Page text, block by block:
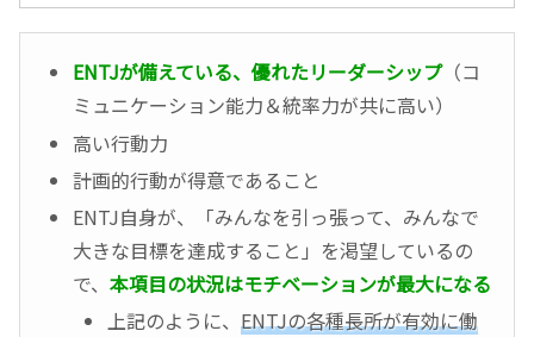
ENTJが備えている、優れたリーダーシップ（コ
ミュニケーション能力＆統率力が共に高い）
高い行動力
計画的行動が得意であること
ENTJ自身が、「みんなを引っ張って、みんなで
大きな目標を達成すること」を渇望しているの
で、本項目の状況はモチベーションが最大になる
上記のように、ENTJの各種長所が有効に働